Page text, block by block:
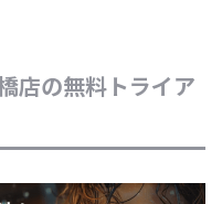
店の無料トライア